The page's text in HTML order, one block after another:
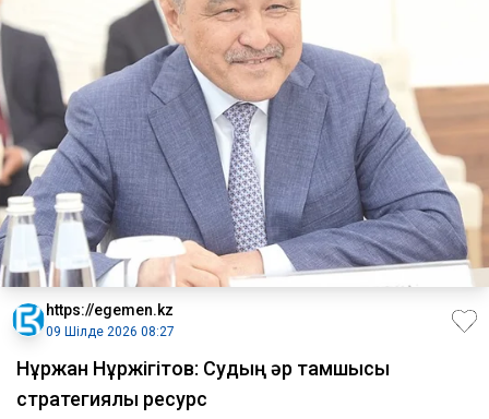
https://egemen.kz
09 Шілде 2026 08:27
Нұржан Нұржігітов: Судың әр тамшысы
стратегиялық ресурс